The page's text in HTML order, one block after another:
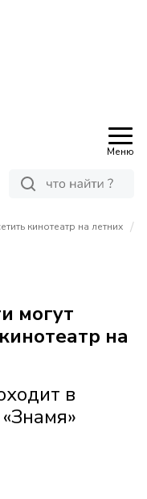
Меню
кинотеатр на летних /
могут
на
в